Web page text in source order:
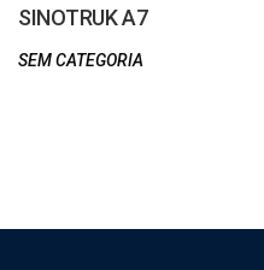
SINOTRUK A7
SEM CATEGORIA